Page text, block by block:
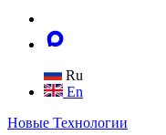
Ru
En
Новые Технологии